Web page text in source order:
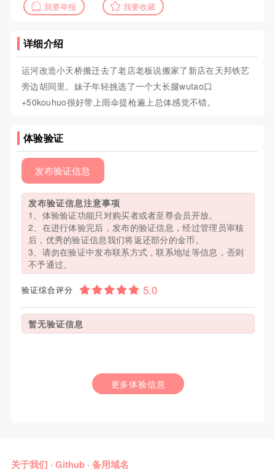
我要举报 我要收藏
详细介绍
运河改造小天桥搬迁去了老店老板说搬家了新店在天邦铁艺
旁边胡同里。妹子年轻挑选了一个大长腿wutao口
+50kouhuo很好带上雨伞提枪遍上总体感觉不错。
体验验证
发布验证信息
发布验证信息注意事项
1、体验验证功能只对购买者或者至尊会员开放。
2、在进行体验完后，发布的验证信息，经过管理员审核
后，优秀的验证信息我们将返还部分的金币。
3、请勿在验证中发布联系方式，联系地址等信息，否则
不予通过。
验证综合评分
暂无验证信息
更多体验信息
关于我们 · Github· 备用域名